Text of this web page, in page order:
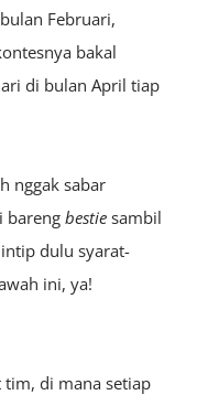
Februari,
bakal
di bulan April tiap
nggak sabar
bareng bestie sambil
dulu syarat-
ini, ya!
di mana setiap